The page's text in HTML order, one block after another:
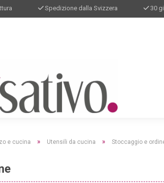
Spedizione dalla Svizzera 30
e cucina » Utensili da cucina » Stoccaggio e